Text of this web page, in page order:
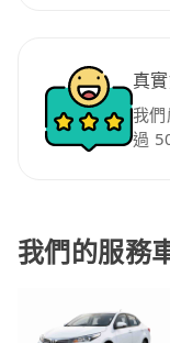
真
我
過
我們的服務